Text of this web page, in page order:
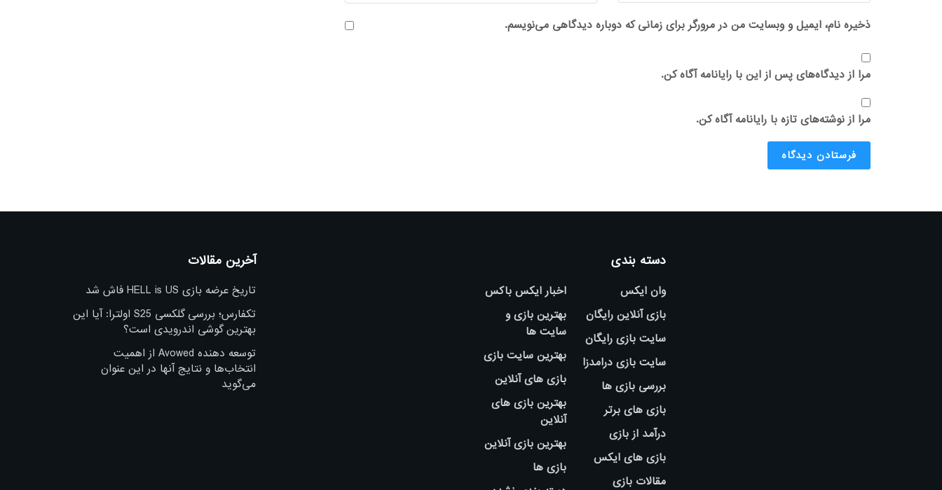
ذخیره نام، ایمیل و وبسایت من در مرورگر برای زمانی که دوباره دیدگاهی می‌نویسم.
مرا از دیدگاه‌های پس از این با رایانامه آگاه کن.
مرا از نوشته‌های تازه با رایانامه آگاه کن.
دسته بندی
وان ایکس
بازی آنلاین رایگان
سایت بازی رایگان
سایت بازی درامدزا
بررسی بازی ها
بازی های برتر
درآمد از بازی
بازی های ایکس
مقالات بازی
اخبار ایکس باکس
بهترین بازی و
سایت ها
بهترین سایت بازی
بازی های آنلاین
بهترین بازی های
آنلاین
بهترین بازی آنلاین
بازی ها
آخرین مقالات
تاریخ عرضه بازی HELL is US فاش شد
تکفارس؛ بررسی گلکسی S25 اولترا: آیا این
بهترین گوشی اندرویدی است؟
توسعه دهنده Avowed از اهمیت
انتخاب‌ها و نتایج آنها در این عنوان
می‌گوید